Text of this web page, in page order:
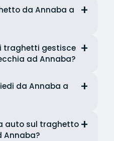
da Annaba a
traghetti gestisce
ad Annaba?
da Annaba a
auto sul traghetto
Annaba?